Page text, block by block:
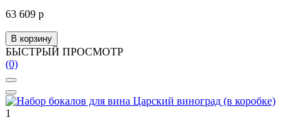
63 609 р
В корзину
БЫСТРЫЙ ПРОСМОТР
(0)
1